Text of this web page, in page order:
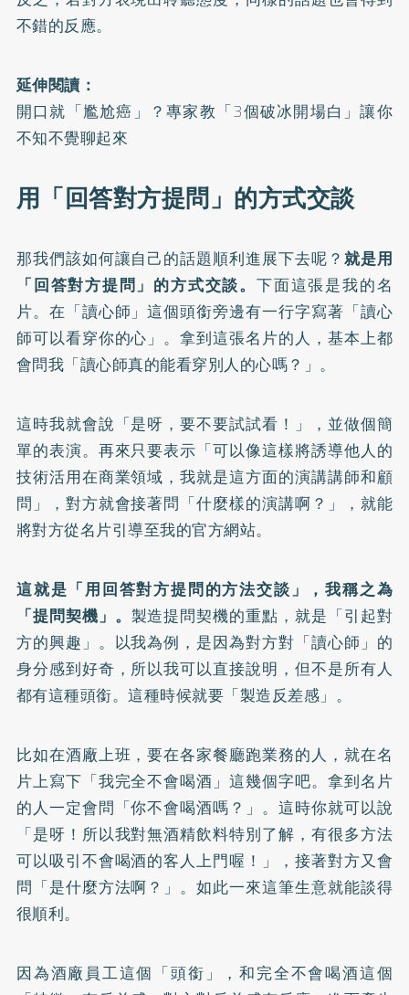
不錯的反應。
延伸閱讀：
開口就「尷尬癌」？專家教「3個破冰開場白」讓你
不知不覺聊起來
用「回答對方提問」的方式交談
那我們該如何讓自己的話題順利進展下去呢？就是用
「回答對方提問」的方式交談。下面這張是我的名
片。在「讀心師」這個頭銜旁邊有一行字寫著「讀心
師可以看穿你的心」。拿到這張名片的人，基本上都
會問我「讀心師真的能看穿別人的心嗎？」。
這時我就會說「是呀，要不要試試看！」，並做個簡
單的表演。再來只要表示「可以像這樣將誘導他人的
技術活用在商業領域，我就是這方面的演講講師和顧
問」，對方就會接著問「什麼樣的演講啊？」，就能
將對方從名片引導至我的官方網站。
這就是「用回答對方提問的方法交談」，我稱之為
「提問契機」。 製造提問契機的重點，就是「引起對
方的興趣」。以我為例，是因為對方對「讀心師」的
身分感到好奇，所以我可以直接說明，但不是所有人
都有這種頭銜。這種時候就要「製造反差感」。
比如在酒廠上班，要在各家餐廳跑業務的人，就在名
片上寫下「我完全不會喝酒」這幾個字吧。拿到名片
的人一定會問「你不會喝酒嗎？」。這時你就可以說
「是呀！所以我對無酒精飲料特別了解，有很多方法
可以吸引不會喝酒的客人上門喔！」，接著對方又會
問「是什麼方法啊？」。如此一來這筆生意就能談得
很順利。
因為酒廠員工這個「頭銜」，和完全不會喝酒這個